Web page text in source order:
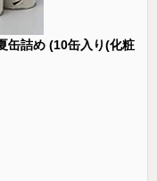
缶詰め (10缶入り(化粧